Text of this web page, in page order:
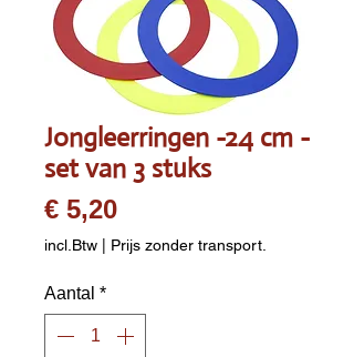
Jongleerringen -24 cm -
set van 3 stuks
€ 5,20Prijs
incl.Btw | Prijs zonder transport.
Aantal *